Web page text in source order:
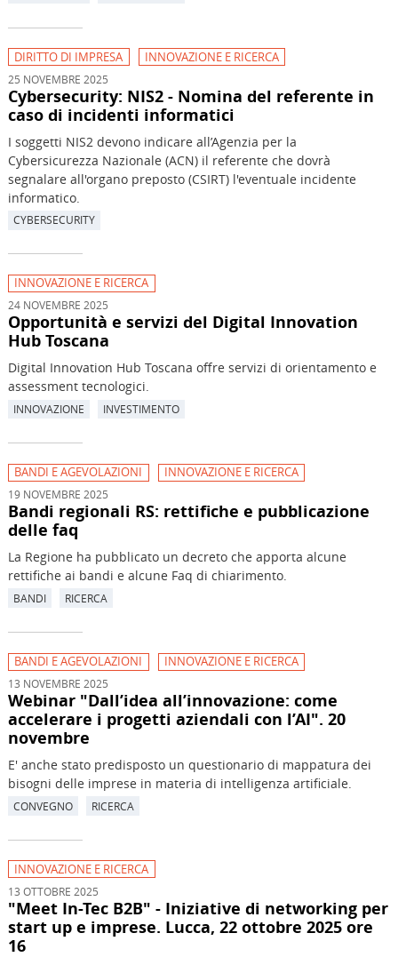
DIRITTO DI IMPRESA INNOVAZIONE E RICERCA
25 NOVEMBRE 2025
Cybersecurity: NIS2 - Nomina del referente in
caso di incidenti informatici
I soggetti NIS2 devono indicare all’Agenzia per la
Cybersicurezza Nazionale (ACN) il referente che dovrà
segnalare all'organo preposto (CSIRT) l'eventuale incidente
informatico.
CYBERSECURITY
INNOVAZIONE E RICERCA
24 NOVEMBRE 2025
Opportunità e servizi del Digital Innovation
Hub Toscana
Digital Innovation Hub Toscana offre servizi di orientamento e
assessment tecnologici.
INNOVAZIONE INVESTIMENTO
BANDI E AGEVOLAZIONI INNOVAZIONE E RICERCA
19 NOVEMBRE 2025
Bandi regionali RS: rettifiche e pubblicazione
delle faq
La Regione ha pubblicato un decreto che apporta alcune
rettifiche ai bandi e alcune Faq di chiarimento.
BANDI RICERCA
BANDI E AGEVOLAZIONI INNOVAZIONE E RICERCA
13 NOVEMBRE 2025
Webinar "Dall’idea all’innovazione: come
accelerare i progetti aziendali con l’AI". 20
novembre
E' anche stato predisposto un questionario di mappatura dei
bisogni delle imprese in materia di intelligenza artificiale.
CONVEGNO RICERCA
INNOVAZIONE E RICERCA
13 OTTOBRE 2025
"Meet In-Tec B2B" - Iniziative di networking per
start up e imprese. Lucca, 22 ottobre 2025 ore
16